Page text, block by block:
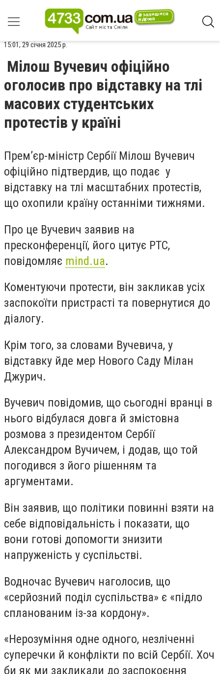
15:01, 29 січня 2025 р.
Мілош Вучевич офіційно
оголосив про відставку на тлі
масових студентських
протестів у країні
Прем’єр-міністр Сербії Мілош Вучевич
офіційно підтвердив, що подає у
відставку на тлі масштабних протестів,
що охопили країну останніми тижнями.
Про це Вучевич заявив на
пресконференції, його цитує РТС,
повідомляє mind.ua.
Коментуючи протести, він закликав усіх
заспокоїти пристрасті та повернутися до
діалогу.
Крім того, за словами Вучевича, у
відставку йде мер Нового Саду Мілан
Джурич.
Вучевич повідомив, що сьогодні вранці в
нього відбулася довга й змістовна
розмова з президентом Сербії
Александром Вучичем, і додав, що той
погодився з його рішенням та
аргументами.
Він заявив, що політики повинні взяти на
себе відповідальність і показати, що
вони готові допомогти знизити
напруженість у суспільстві.
Водночас Вучевич наголосив, що
«серйозний поділ суспільства» є «підло
спланованим із-за кордону».
«Нерозуміння одне одного, незліченні
суперечки й конфлікти по всій Сербії. Хоч
би як ми закликали до заспокоєння